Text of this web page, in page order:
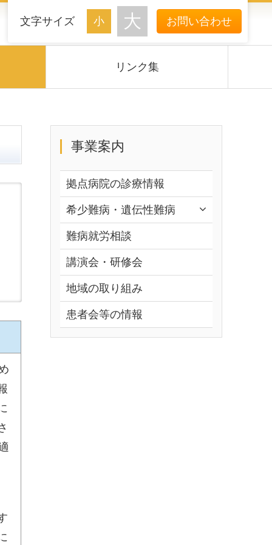
文字サイズ お問い合わせ
リンク集
事業案内
拠点病院の診療情報
希少難病・遺伝性難病
難病就労相談
講演会・研修会
地域の取り組み
患者会等の情報